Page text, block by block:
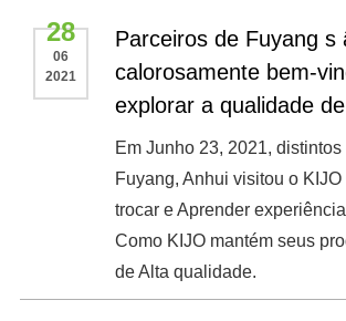
28
06
2021
Parceiros de Fuyang s
calorosamente bem-
explorar a qualidade
Em Junho 23, 2021,
Fuyang, Anhui visitou o KIJO
trocar e Aprender
Como KIJO mantém seus
de Alta qualidade.